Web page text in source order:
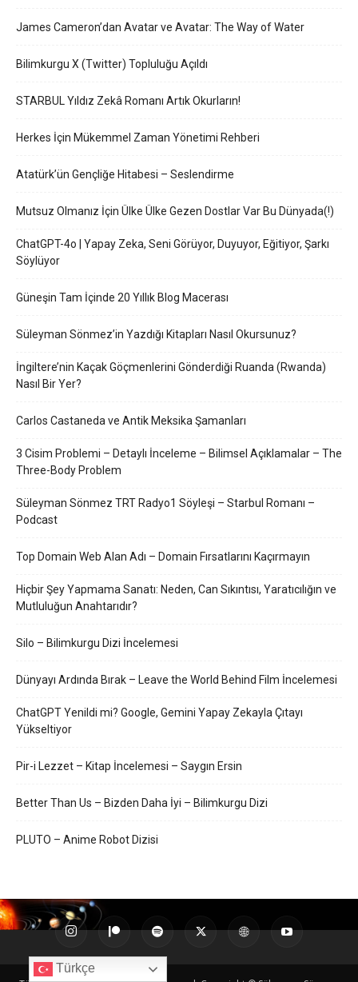
James Cameron’dan Avatar ve Avatar: The Way of Water
Bilimkurgu X (Twitter) Topluluğu Açıldı
STARBUL Yıldız Zekâ Romanı Artık Okurların!
Herkes İçin Mükemmel Zaman Yönetimi Rehberi
Atatürk’ün Gençliğe Hitabesi – Seslendirme
Mutsuz Olmanız İçin Ülke Ülke Gezen Dostlar Var Bu Dünyada(!)
ChatGPT-4o | Yapay Zeka, Seni Görüyor, Duyuyor, Eğitiyor, Şarkı
Söylüyor
Güneşin Tam İçinde 20 Yıllık Blog Macerası
Süleyman Sönmez’in Yazdığı Kitapları Nasıl Okursunuz?
İngiltere’nin Kaçak Göçmenlerini Gönderdiği Ruanda (Rwanda)
Nasıl Bir Yer?
Carlos Castaneda ve Antik Meksika Şamanları
3 Cisim Problemi – Detaylı İnceleme – Bilimsel Açıklamalar – The
Three-Body Problem
Süleyman Sönmez TRT Radyo1 Söyleşi – Starbul Romanı –
Podcast
Top Domain Web Alan Adı – Domain Fırsatlarını Kaçırmayın
Hiçbir Şey Yapmama Sanatı: Neden, Can Sıkıntısı, Yaratıcılığın ve
Mutluluğun Anahtarıdır?
Silo – Bilimkurgu Dizi İncelemesi
Dünyayı Ardında Bırak – Leave the World Behind Film İncelemesi
ChatGPT Yenildi mi? Google, Gemini Yapay Zekayla Çıtayı
Yükseltiyor
Pir-i Lezzet – Kitap İncelemesi – Saygın Ersin
Better Than Us – Bizden Daha İyi – Bilimkurgu Dizi
PLUTO – Anime Robot Dizisi
Türkçe